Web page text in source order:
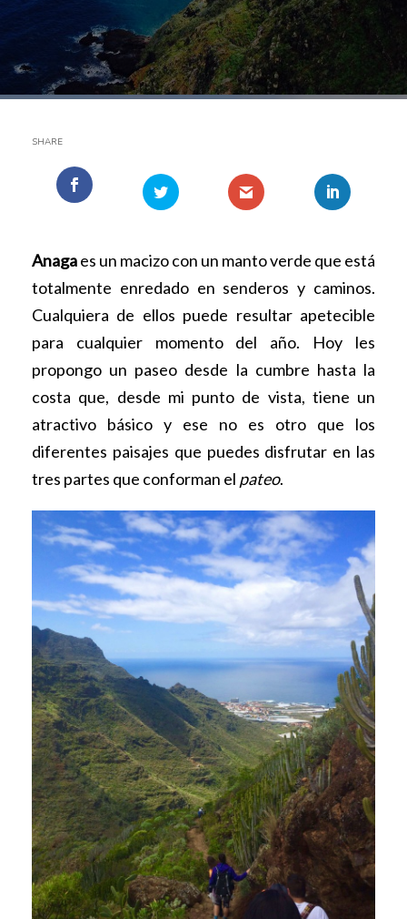
SHARE
Anagaes un macizo con un manto verde que está
totalmente enredado en senderos y caminos.
Cualquiera de ellos puede resultar apetecible
para cualquier momento del año. Hoy les
propongo un paseo desde la cumbre hasta la
costa que, desde mi punto de vista, tiene un
atractivo básico y ese no es otro que los
diferentes paisajes que puedes disfrutar en las
tres partes que conforman el pateo.